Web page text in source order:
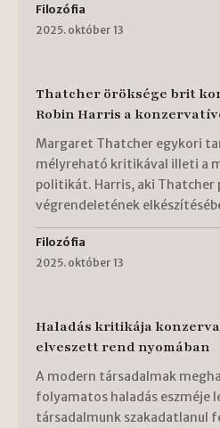
Filozófia
2025. október 13
Thatcher öröksége brit
Robin Harris a
Margaret Thatcher egykori
mélyreható kritikával illeti a
politikát. Harris, aki Thatcher
végrendeletének
Filozófia
2025. október 13
Haladás kritikája
elveszett rend nyomában
A modern társadalmak
folyamatos haladás eszméje
társadalmunk szakadatlanul